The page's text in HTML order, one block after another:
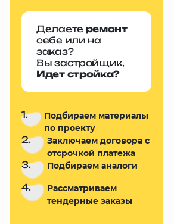
Делаете ремонт
себе или на
заказ?
Вы застройщик,
Идет стройка?
1.
Подбираем материалы
по проекту
2.
Заключаем договора с
отсрочкой платежа
3. Подбираем аналоги
4.
Рассматриваем
тендерные заказы